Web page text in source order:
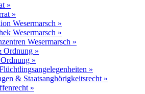
»
»
Wesermarsch »
Wesermarsch »
Wesermarsch »
Ordnung »
»
»
& Staatsanghörigkeitsrecht »
»